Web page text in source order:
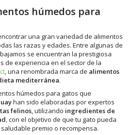
húmedos para
una gran variedad de alimentos
las razas y edades. Entre algunas de
se encuentran la prestigiosa
de experiencia en el sector de la
, una renombrada marca de alimentos
mediterránea.
húmedos para gatos que
han sido elaboradas por expertos
felinos, utilizando ingredientes de
, con el objetivo de que tu gato pueda
premio o recompensa.